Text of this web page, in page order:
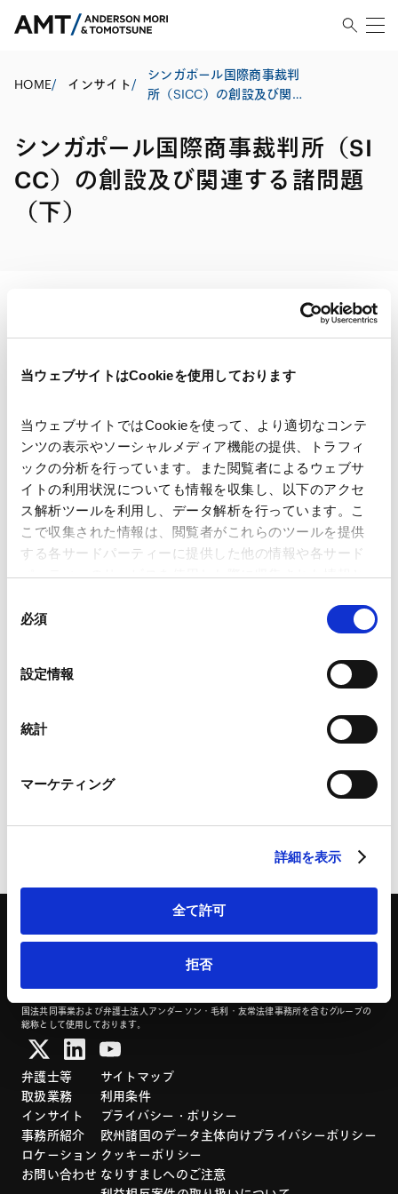
当ウェブサイトはCookieを使用しております
当ウェブサイトではCookieを使って、より適切なコンテ
ンツの表示やソーシャルメディア機能の提供、トラフィ
ックの分析を行っています。また閲覧者によるウェブサ
イトの利用状況についても情報を収集し、以下のアクセ
ス解析ツールを利用し、データ解析を行っています。こ
こで収集された情報は、閲覧者がこれらのツールを提供
する各サードパーティーに提供した他の情報や各サード
パーティーのサービスを使用した際に収集された情報と
ことがあります。
Google Analytics利用規約（
Marketo
外部サイト）
LinkedIn プライバシーポリシー（
HubSpot プライバシーポリシー（外部サイト）
必須
設定情報
統計
マーケティング
詳細を表示
全て許可
拒否
HOME/ インサイト/
シンガポール国際商事裁判
所（SICC）の創設及び関連
シンガポール国際商事裁判所（SI
CC）の創設及び関連する諸問題
（下）
印刷する
著者
関連弁護士等
髙橋 玄 前田 敦利
掲載誌・刊号 国際商事法務 (Vol.43, No.11 2015)
海外法務
業務分野 クロスボーダー紛争/海外訴訟対応
国法共同事業および弁護士法人アンダーソン・毛利・友常法律事務所を含むグループの
総称として使用しております。
弁護士等
取扱業務
インサイト
事務所紹介
ロケーション
お問い合わせ
サイトマップ
利用条件
プライバシー・ポリシー
欧州諸国のデータ主体向けプライバシーポリシー
クッキーポリシー
なりすましへのご注意